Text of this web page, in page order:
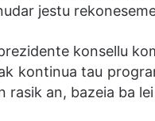
jestu
konsellu
kontinua tau
rasik an, bazeia ba